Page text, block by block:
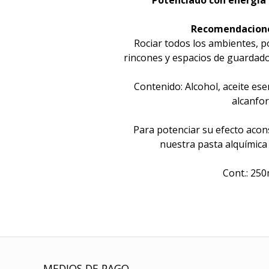
Rociar todos los ambientes,
rincones y espacios de
Contenido: Alcohol, aceite
Para potenciar su efecto
nuestra pasta
Cont.: